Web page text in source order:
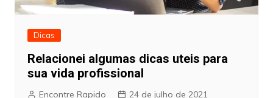
Dicas
Relacionei algumas dicas uteis para
sua vida profissional
Encontre Rapido 24 de julho de 2021